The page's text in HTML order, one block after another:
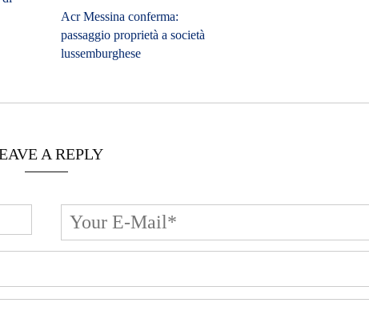
Acr Messina conferma:
passaggio proprietà a società
lussemburghese
A REPLY